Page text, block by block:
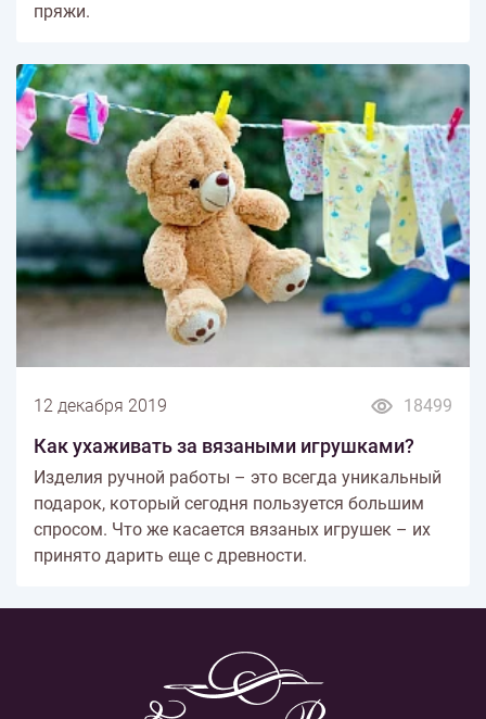
пряжи.
18499
12 декабря 2019
Как ухаживать за вязаными игрушками?
Изделия ручной работы – это всегда уникальный
подарок, который сегодня пользуется большим
спросом. Что же касается вязаных игрушек – их
принято дарить еще с древности.